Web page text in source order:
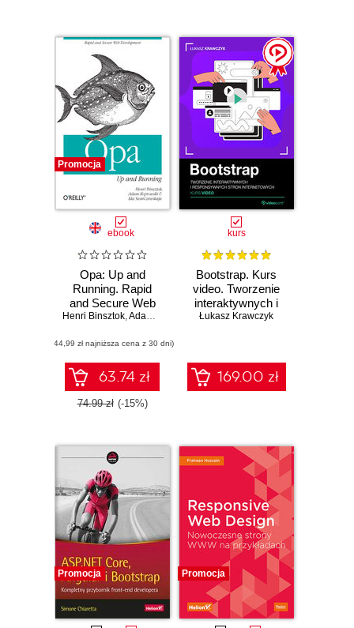
custom icon fonts
to JavaScript
plugins
Promocja
ebook
Opa: Up and
Running. Rapid
and Secure Web
Development
Henri Binsztok,Adam Koprowski ,Ida Swarczewskaja
(44,99 zł najniższa cena z 30 dni)
63.74 zł
74.99 zł (-15%)
kurs
Bootstrap. Kurs
video. Tworzenie
interaktywnych i
responsywnych
Łukasz Krawczyk
169.00 zł
Promocja Promocja